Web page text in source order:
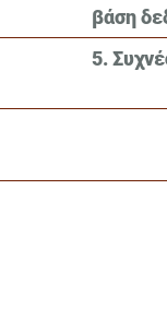
βάση
5.